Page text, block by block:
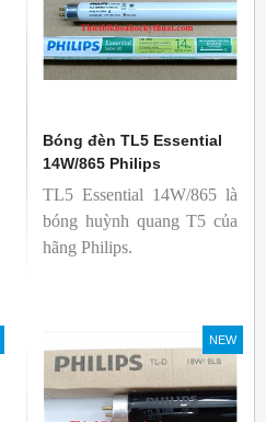
Bóng đèn TL5 Essential
14W/865 Philips
TL5 Essential 14W/865 là
bóng huỳnh quang T5 của
hãng Philips.
NEW